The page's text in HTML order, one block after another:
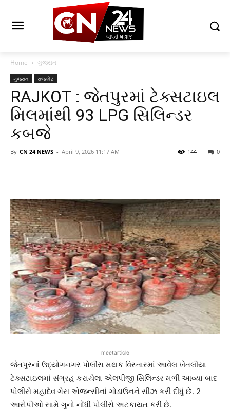
Home ગુજરાત
ગુજરાત રાજકોટ
RAJKOT : જેતપુરમાં ટેક્સટાઇલ
મિલમાંથી 93 LPG સિલિન્ડર
કબજે
By CN 24 NEWS - April 9, 2026 11:17 AM 0
144
meetarticle
જેતપુરનાં ઉદ્યોગનગર પોલીસ મથક વિસ્તારમાં આવેલ ખેતલીયા
ટેક્સટાઇલમાં સંગ્રહ કરાયેલા એલપીજી સિલિન્ડર મળી આવ્યા બાદ
પોલીસે મહાદેવ ગેસ એજન્સીનાં ગોડાઉનને સીઝ કરી દીધું છે. 2
આરોપીઓ સામે ગુનો નોંધી પોલીસે અટકાયત કરી છે.